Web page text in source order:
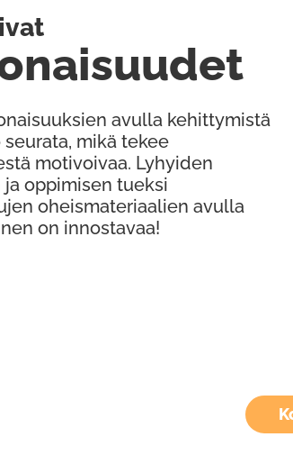
avulla kehittymistä
mikä tekee
motivoivaa. Lyhyiden
oppimisen tueksi
oheismateriaalien avulla
on innostavaa!